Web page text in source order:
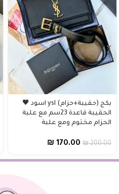
بكج (حقيبة+حزام) ysl اسود 🖤
الحقيبة قاعدة 23سم مع علبة
الحزام مختوم ومع علبة
₪200.00
₪ 170.00